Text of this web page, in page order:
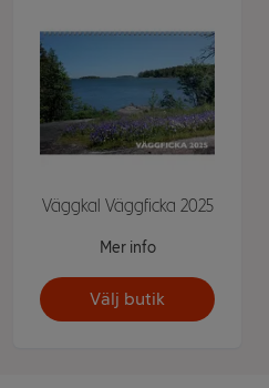
Väggkal Väggficka 2025
Mer info
Välj butik